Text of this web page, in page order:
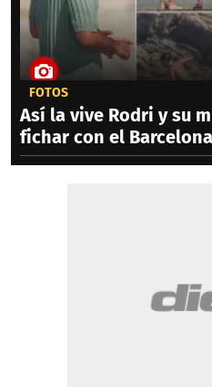
FOTOS
Así la vive Rodri y su
fichar con el Barcelona